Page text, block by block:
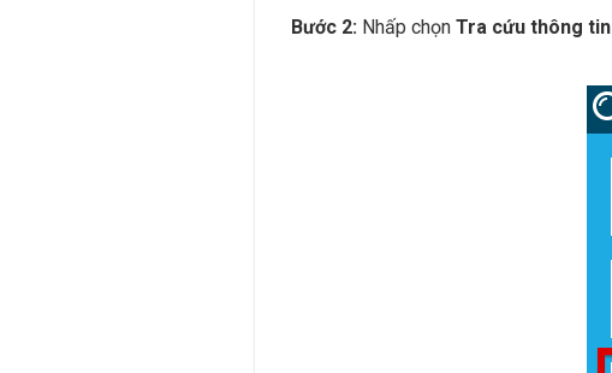
Bước 2: Nhấp chọn Tra cứu thông tin